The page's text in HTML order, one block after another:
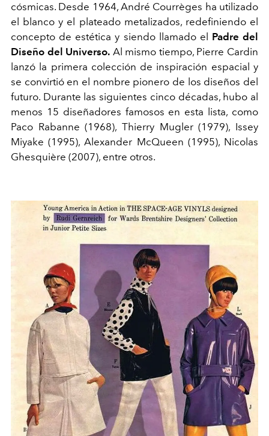
cósmicas. Desde 1964, André Courrèges ha utilizado
el blanco y el plateado metalizados, redefiniendo el
concepto de estética y siendo llamado el Padre del
Diseño del Universo. Al mismo tiempo, Pierre Cardin
lanzó la primera colección de inspiración espacial y
se convirtió en el nombre pionero de los diseños del
futuro. Durante las siguientes cinco décadas, hubo al
menos 15 diseñadores famosos en esta lista, como
Paco Rabanne (1968), Thierry Mugler (1979), Issey
Miyake (1995), Alexander McQueen (1995), Nicolas
Ghesquière (2007), entre otros.